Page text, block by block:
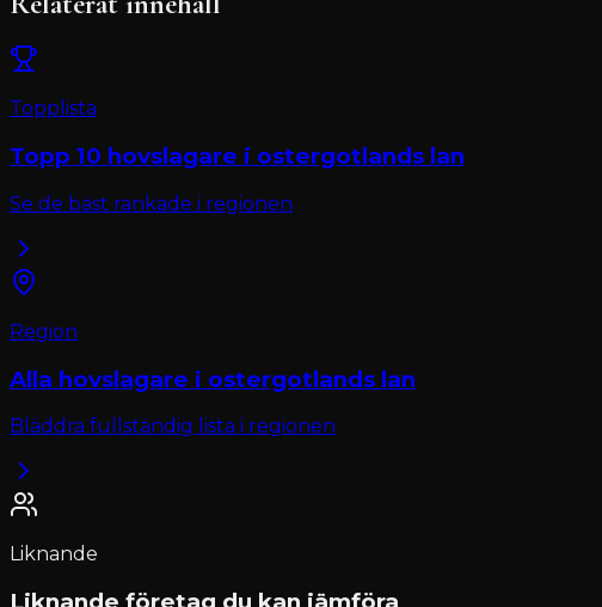
Topplista
Topp 10 hovslagare i ostergotlands lan
Se de bäst rankade i regionen
Region
Alla hovslagare i ostergotlands lan
Bläddra fullständig lista i regionen
Liknande